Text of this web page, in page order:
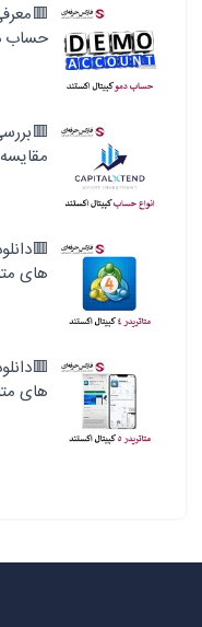
حساب
های متاتریدر 4
های متاتریدر 5